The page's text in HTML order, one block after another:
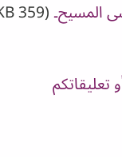
المسيح۔ (359 KB)
تعليقاتكم